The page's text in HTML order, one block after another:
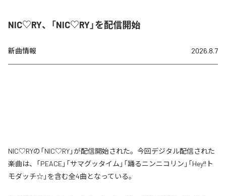
NIC♡RY、「NIC♡RY」を配信開始
新曲情報 2026.8.7
NIC♡RYの「NIC♡RY」が配信開始された。今回デジタル配信された
楽曲は、「PEACE」「サマグッタイム」「踊るニンニコリン」「Hey!!ト
モダッチ☆」を含む全4曲となっている。